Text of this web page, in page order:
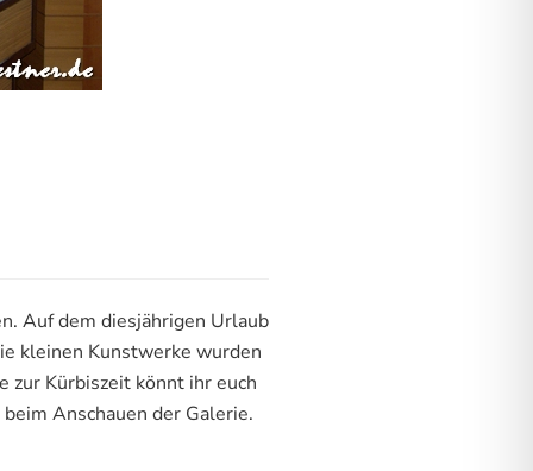
Auf dem diesjährigen Urlaub
kleinen Kunstwerke wurden
zur Kürbiszeit könnt ihr euch
Anschauen der Galerie.